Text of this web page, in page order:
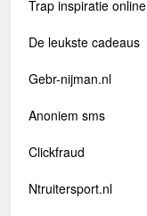
Trap inspiratie online
De leukste cadeaus
Gebr-nijman.nl
Anoniem sms
Clickfraud
Ntruitersport.nl